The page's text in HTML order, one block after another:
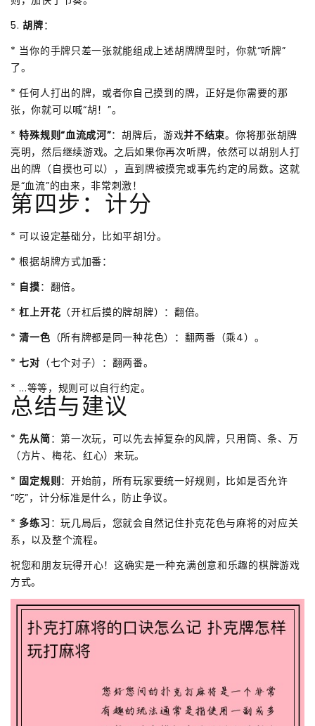
5.胡牌：
* 当你的手牌只差一张就能组成上述胡牌牌型时，你就“听牌”
了。
* 任何人打出的牌，或者你自己摸到的牌，正好是你需要的那
张，你就可以喊“胡！”。
*特殊规则“血流成河”：胡牌后，游戏并不结束。你将那张胡牌
亮明，然后继续游戏。之后如果你再次听牌，依然可以胡别人打
出的牌（自摸也可以），直到牌被摸完或事先约定的局数。这就
是“血流”的由来，非常刺激！
第四步：计分
* 可以设定基础分，比如平胡1分。
* 根据胡牌方式加番：
* 自摸：翻倍。
*杠上开花 （开杠后摸的牌胡牌）：翻倍。
*清一色 （所有牌都是同一种花色）：翻两番（乘4）。
*七对 （七个对子）：翻两番。
* ...等等，规则可以自行约定。
总结与建议
*先从简：第一次玩，可以先去掉复杂的风牌，只用筒、条、万
（方片、梅花、红心）来玩。
* 固定规则：开始前，所有玩家要统一好规则，比如是否允许
“吃”，计分标准是什么，防止争议。
* 多练习 ：玩几局后，您就会自然记住扑克花色与麻将的对应关
系，以及整个流程。
祝您和朋友玩得开心！这确实是一种充满创意和乐趣的棋牌游戏
方式。